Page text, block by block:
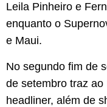
Leila Pinheiro e
enquanto o
e Maui.
No segundo fim de
de setembro traz
headliner, além de